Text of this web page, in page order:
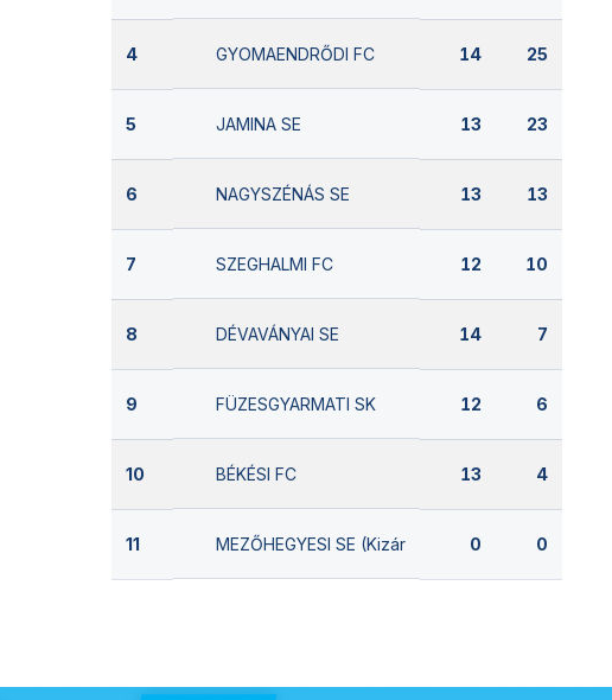
4 GYOMAENDRŐDI FC 14 25
5 JAMINA SE 13 23
6 NAGYSZÉNÁS SE 13 13
7 SZEGHALMI FC 12 10
8 DÉVAVÁNYAI SE 14 7
9 FÜZESGYARMATI SK 12 6
10 BÉKÉSI FC 13 4
11 MEZŐHEGYESI SE (Kizárva) 0 0